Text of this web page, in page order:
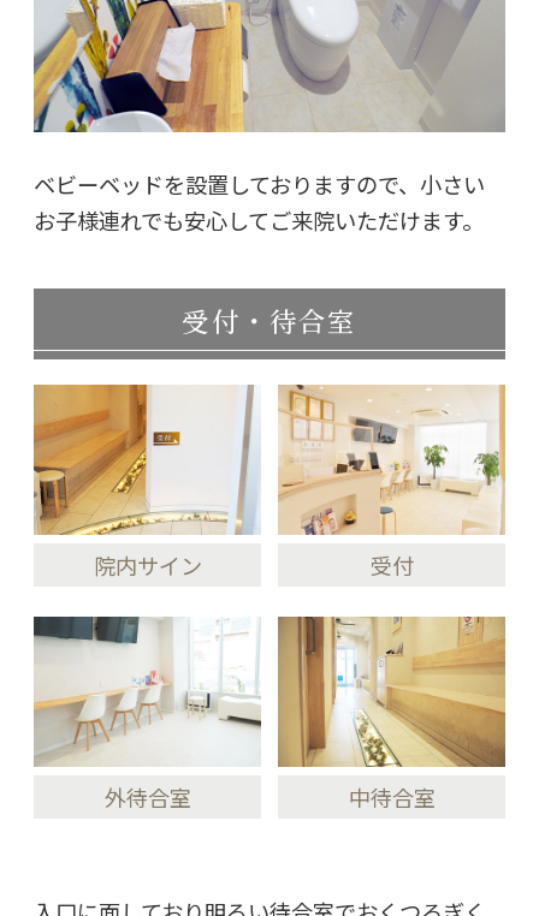
ベビーベッドを設置しておりますので、小さい
お子様連れでも安心してご来院いただけます。
受付・待合室
院内サイン 受付
外待合室 中待合室